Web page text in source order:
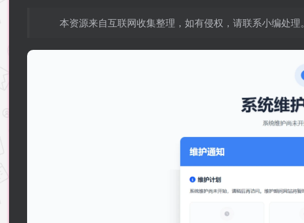
本资源来自互联网收集整理，如有侵权，请联系小编处理。